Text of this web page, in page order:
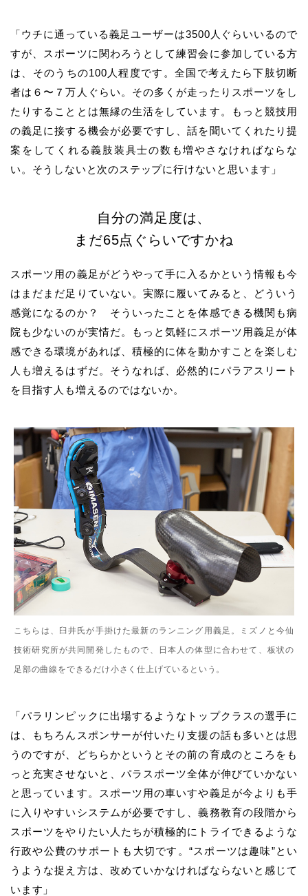
「ウチに通っている義足ユーザーは3500人ぐらいいるので
すが、スポーツに関わろうとして練習会に参加している方
は、そのうちの100人程度です。全国で考えたら下肢切断
者は ６〜７万人ぐらい。その多くが走ったりスポーツをし
たりすることとは無縁の生活をしています。もっと競技用
の義足に接する機会が必要ですし、話を聞いてくれたり提
案をしてくれる義肢装具士の数も増やさなければならな
い。そうしないと次のステップに行けないと思います」
自分の満足度は、
まだ65点ぐらいですかね
スポーツ用の義足がどうやって手に入るかという情報も今
はまだまだ足りていない。実際に履いてみると、どういう
感覚になるのか？ そういったことを体感できる機関も病
院も少ないのが実情だ。もっと気軽にスポーツ用義足が体
感できる環境があれば、積極的に体を動かすことを楽しむ
人も増えるはずだ。そうなれば、必然的にパラアスリート
を目指す人も増えるのではないか。
こちらは、臼井氏が手掛けた最新のランニング用義足。ミズノと今仙
技術研究所が共同開発したもので、日本人の体型に合わせて、板状の
足部の曲線をできるだけ小さく仕上げているという。
「パラリンピックに出場するようなトップクラスの選手に
は、もちろんスポンサーが付いたり支援の話も多いとは思
うのですが、どちらかというとその前の育成のところをも
っと充実させないと、パラスポーツ全体が伸びていかない
と思っています。スポーツ用の車いすや義足が今よりも手
に入りやすいシステムが必要ですし、義務教育の段階から
スポーツをやりたい人たちが積極的にトライできるような
行政や公費のサポートも大切です。“スポーツは趣味”とい
うような捉え方は、改めていかなければならないと感じて
います」